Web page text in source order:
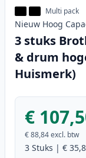
Multi pack
Nieuw Hoog
3 stuks
& drum
Huismerk)
€
€ 88,84excl. btw
3 Stuks | €